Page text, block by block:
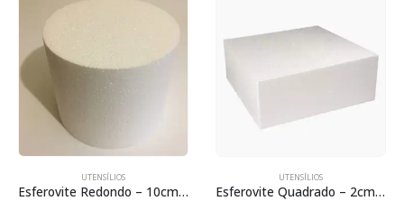
Esferovite Redondo – 10cm Espessura Esferovite Quadrado – 2cm Espessura Stm-063